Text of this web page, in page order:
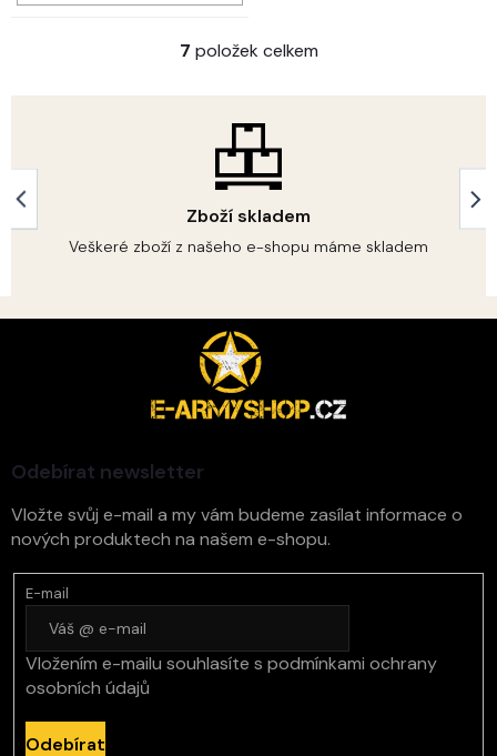
O
l
á
d
c
í
p
r
y
v
ý
p
i
s
7 položek celkem
Zboží skladem
Veškeré zboží z našeho e-shopu máme skladem
Odebírat newsletter
Vložte svůj e-mail a my vám budeme zasílat informace o
nových produktech na našem e-shopu.
E-mail
Vložením e-mailu souhlasíte s podmínkami ochrany
osobních údajů
Odebírat